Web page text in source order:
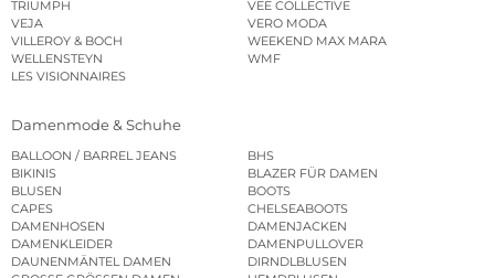
TRIUMPH
VEE COLLECTIVE
VEJA
VERO MODA
VILLEROY & BOCH
WEEKEND MAX MARA
WELLENSTEYN
WMF
LES VISIONNAIRES
Damenmode & Schuhe
BALLOON / BARREL JEANS
BHS
BIKINIS
BLAZER FÜR DAMEN
BLUSEN
BOOTS
CAPES
CHELSEABOOTS
DAMENHOSEN
DAMENJACKEN
DAMENKLEIDER
DAMENPULLOVER
DAUNENMÄNTEL DAMEN
DIRNDLBLUSEN